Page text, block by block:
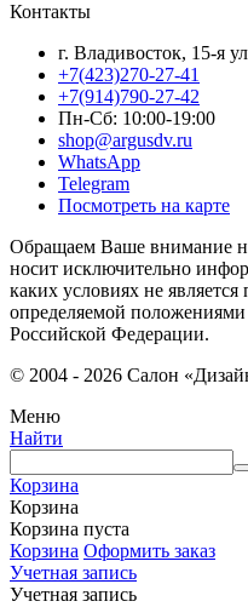
Контакты
г. Владивосток, 15-я
+7(423)270-27-41
+7(914)790-27-42
Пн-Сб: 10:00-19:00
shop@argusdv.ru
WhatsApp
Telegram
Посмотреть на карте
Обращаем Ваше внимание
носит исключительно
каких условиях не
определяемой положениями
Российской Федерации.
© 2004 - 2026 Салон
Меню
Найти
Корзина
Корзина
Корзина пуста
Корзина Оформить заказ
Учетная запись
Учетная запись